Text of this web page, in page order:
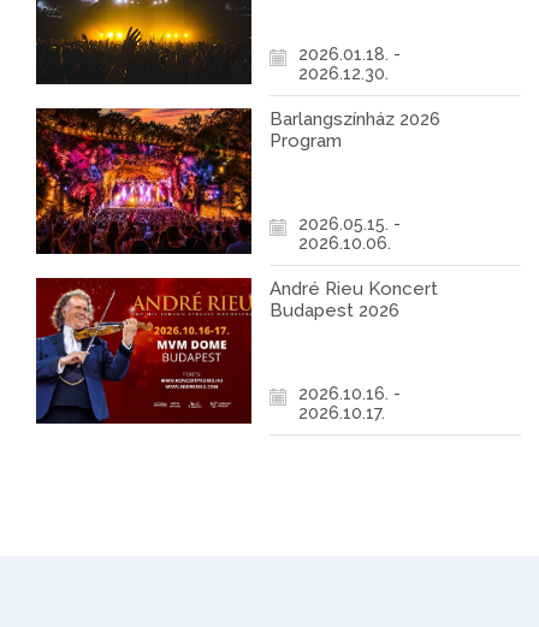
2026.01.18. -
2026.12.30.
Barlangszínház 2026
Program
2026.05.15. -
2026.10.06.
André Rieu Koncert
Budapest 2026
2026.10.16. -
2026.10.17.